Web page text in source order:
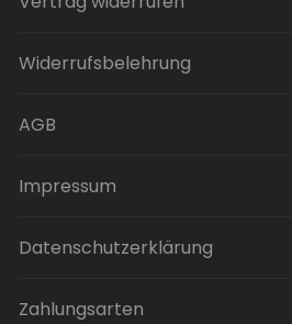
Widerrufsbelehrung
AGB
Impressum
Datenschutzerklärung
Zahlungsarten